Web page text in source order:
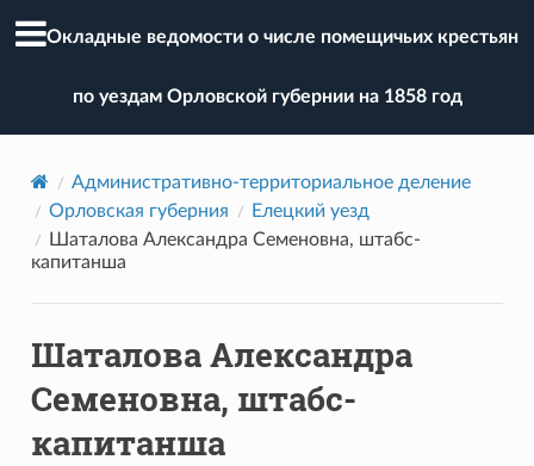
Окладные ведомости о числе помещичьих крестьян
по уездам Орловской губернии на 1858 год
Административно-территориальное деление
Орловская губерния
Елецкий уезд
Шаталова Александра Семеновна, штабс-
капитанша
Шаталова Александра
Семеновна, штабс-
капитанша